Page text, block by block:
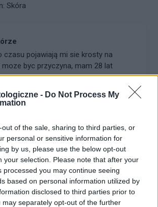
- Do Not Process My
out of the sale, sharing to third parties, or
personal or sensitive information for
by us, please use the below opt-out
your selection. Please note that after your
processed you may continue seeing
based on personal information utilized by
disclosed to third parties prior to
may separately opt-out of the further
Skóra
czasu pojawiają mi sie krosty na
moze byc przyczyna, mam 28 lat
Skóra
! czy to coś złośliwego ??
czy może mi ktoś odpowiedzieć co to
jest jakiś czerniak albo coś innego.....